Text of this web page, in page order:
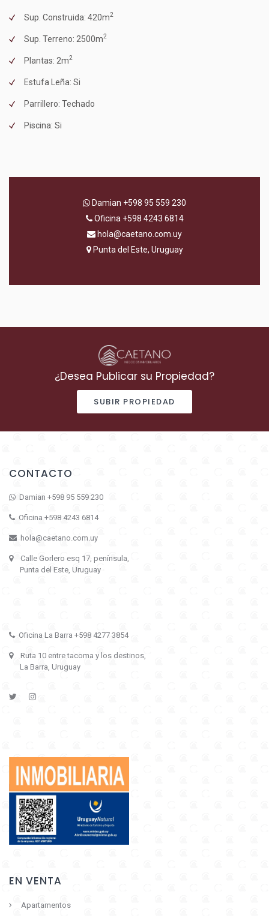
Sup. Construida: 420m2
Sup. Terreno: 2500m2
Plantas: 2m2
Estufa Leña: Si
Parrillero: Techado
Piscina: Si
Damian +598 95 559 230
Oficina +598 4243 6814
hola@caetano.com.uy
Punta del Este, Uruguay
¿Desea Publicar su Propiedad?
SUBIR PROPIEDAD
CONTACTO
Damian +598 95 559 230
Oficina +598 4243 6814
hola@caetano.com.uy
Calle Gorlero esq 17, península,
Punta del Este, Uruguay
Oficina La Barra +598 4277 3854
Ruta 10 entre tacoma y los destinos,
La Barra, Uruguay
EN VENTA
Apartamentos